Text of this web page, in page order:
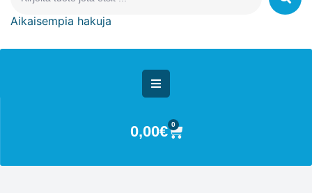
Aikaisempia hakuja
0,00€ 0